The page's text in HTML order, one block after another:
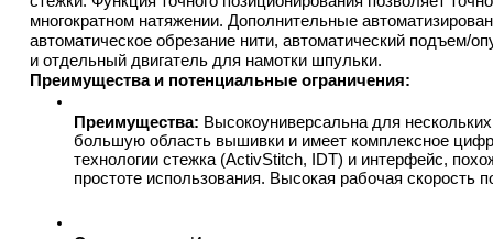
многократном натяжении. Дополнительные
автоматическое обрезание нити, автоматический подъем/
и отдельный двигатель для намотки шпульки.
Преимущества и потенциальные ограничения:
Преимущества: Высокоуниверсальна для
большую область вышивки и имеет комплексное
технологии стежка (ActivStitch, IDT) и интерфейс,
простоте использования. Высокая рабочая скорость